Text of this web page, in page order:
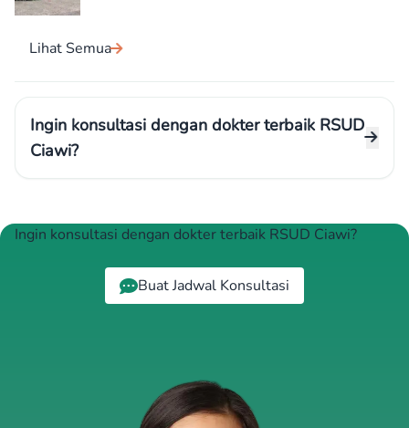
Lihat Semua
Ingin konsultasi dengan dokter terbaik RSUD
Ciawi?
Ingin konsultasi dengan dokter terbaik RSUD Ciawi?
Buat Jadwal Konsultasi